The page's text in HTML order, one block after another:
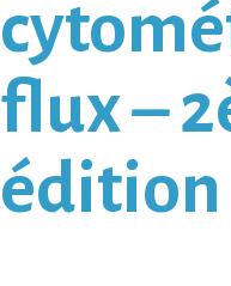
flux –
édition